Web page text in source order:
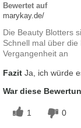
Bewertet auf
marykay.de/
Die Beauty Blotters
Schnell mal über
Vergangenheit an
Fazit Ja, ich würde
War diese
1 0